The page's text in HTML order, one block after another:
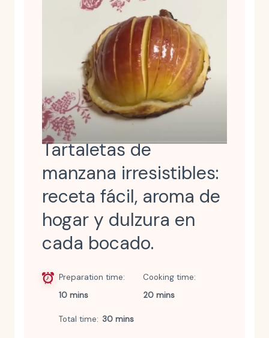
Tartaletas de
manzana irresistibles:
receta fácil, aroma de
hogar y dulzura en
cada bocado.
Preparation time
10 mins
Cooking time
20 mins
Total time 30 mins